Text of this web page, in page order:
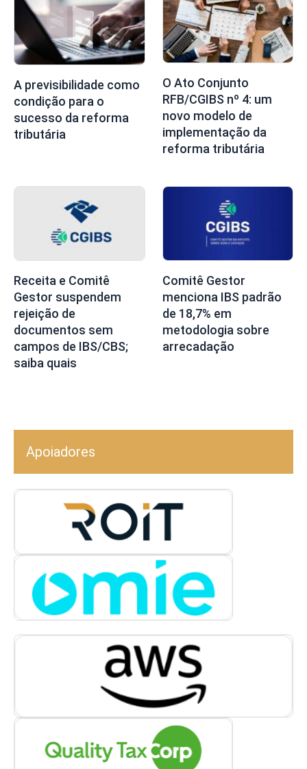
A previsibilidade como
condição para o
sucesso da reforma
tributária
O Ato Conjunto
RFB/CGIBS nº 4: um
novo modelo de
implementação da
reforma tributária
Receita e Comitê
Gestor suspendem
rejeição de
documentos sem
campos de IBS/CBS;
saiba quais
Comitê Gestor
menciona IBS padrão
de 18,7% em
metodologia sobre
arrecadação
Apoiadores